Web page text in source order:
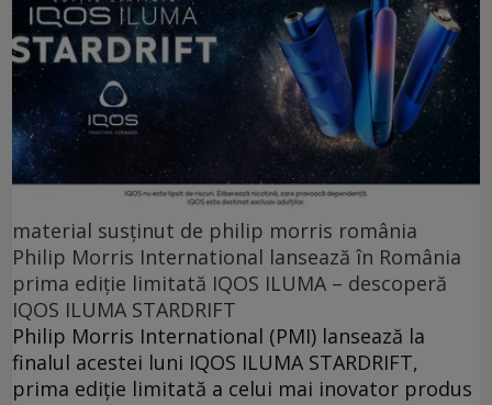
material susținut de philip morris românia
Philip Morris International lansează în România
prima ediție limitată IQOS ILUMA – descoperă
IQOS ILUMA STARDRIFT
Philip Morris International (PMI) lansează la
finalul acestei luni IQOS ILUMA STARDRIFT,
prima ediție limitată a celui mai inovator produs